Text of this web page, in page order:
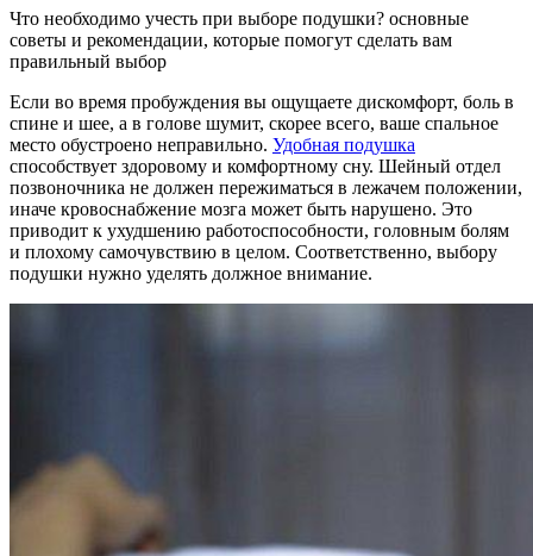
Что необходимо учесть при выборе подушки? основные
советы и рекомендации, которые помогут сделать вам
правильный выбор
Если во время пробуждения вы ощущаете дискомфорт, боль в
спине и шее, а в голове шумит, скорее всего, ваше спальное
место обустроено неправильно. Удобная подушка
способствует здоровому и комфортному сну. Шейный отдел
позвоночника не должен пережиматься в лежачем положении,
иначе кровоснабжение мозга может быть нарушено. Это
приводит к ухудшению работоспособности, головным болям
и плохому самочувствию в целом. Соответственно, выбору
подушки нужно уделять должное внимание.